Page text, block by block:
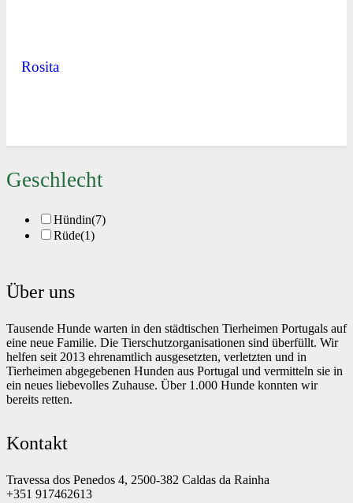
Rosita
Geschlecht
Hündin(7)
Rüde(1)
Über uns
Tausende Hunde warten in den städtischen Tierheimen Portugals auf
eine neue Familie. Die Tierschutzorganisationen sind überfüllt. Wir
helfen seit 2013 ehrenamtlich ausgesetzten, verletzten und in
Tierheimen abgegebenen Hunden aus Portugal und vermitteln sie in
ein neues liebevolles Zuhause. Über 1.000 Hunde konnten wir
bereits retten.
Kontakt
Travessa dos Penedos 4, 2500-382 Caldas da Rainha
+351 917462613